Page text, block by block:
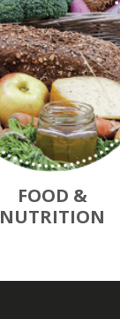
FOOD &
NUTRITION